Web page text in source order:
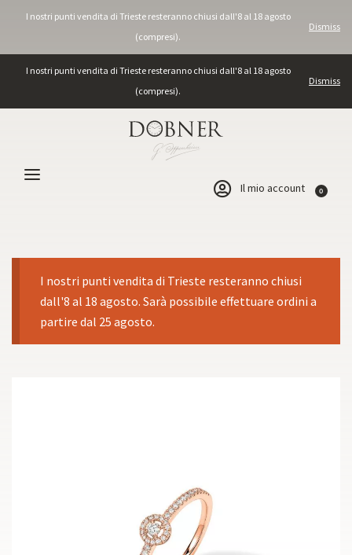
I nostri punti vendita di Trieste resteranno chiusi dall'8 al 18 agosto
(compresi).
Dismiss
I nostri punti vendita di Trieste resteranno chiusi dall'8 al 18 agosto
(compresi).
Dismiss
Il mio account 0
I nostri punti vendita di Trieste resteranno chiusi
dall'8 al 18 agosto. Sarà possibile effettuare ordini a
partire dal 25 agosto.